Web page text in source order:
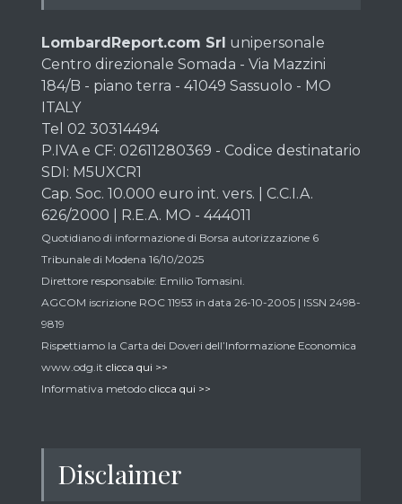
LombardReport.com Srl unipersonale
Centro direzionale Somada - Via Mazzini
184/B - piano terra - 41049 Sassuolo - MO
ITALY
Tel 02 30314494
P.IVA e CF: 02611280369 - Codice destinatario
SDI: M5UXCR1
Cap. Soc. 10.000 euro int. vers. | C.C.I.A.
626/2000 | R.E.A. MO - 444011
Quotidiano di informazione di Borsa autorizzazione 6
Tribunale di Modena 16/10/2025
Direttore responsabile: Emilio Tomasini.
AGCOM iscrizione ROC 11953 in data 26-10-2005 | ISSN 2498-
9819
Rispettiamo la Carta dei Doveri dell’Informazione Economica
www.odg.it clicca qui >>
Informativa metodo clicca qui >>
Disclaimer